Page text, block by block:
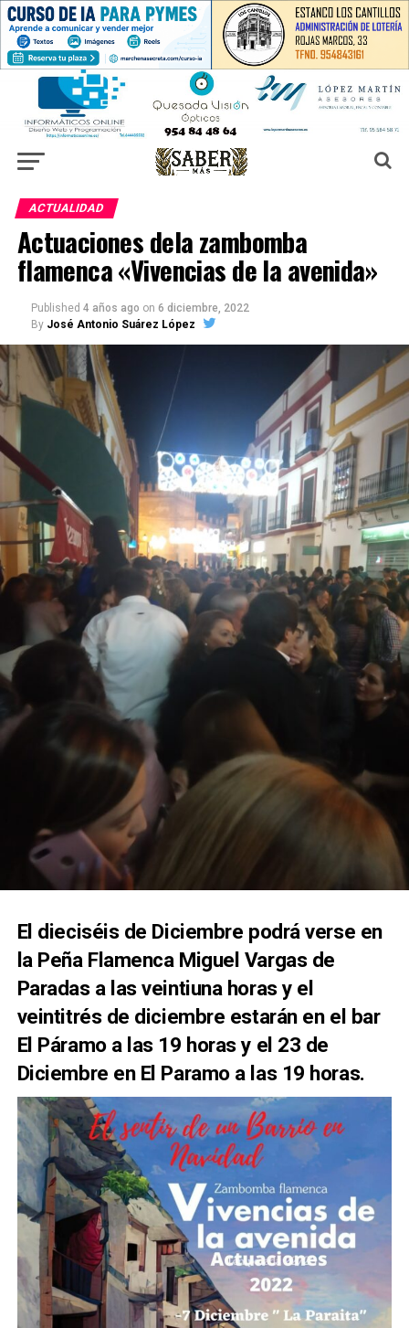
ACTUALIDAD
Actuaciones dela zambomba
flamenca «Vivencias de la avenida»
Published 4 años ago on 6 diciembre, 2022
By José Antonio Suárez López
El dieciséis de Diciembre podrá verse en
la Peña Flamenca Miguel Vargas de
Paradas a las veintiuna horas y el
veintitrés de diciembre estarán en el bar
El Páramo a las 19 horas y el 23 de
Diciembre en El Paramo a las 19 horas.